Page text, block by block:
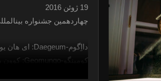
19 ژوئن 2016
چهاردهمین جشنواره
دااِگوم-Daegeum: ای هان یون
کومینگو-Geomungo: کوون مین ژون